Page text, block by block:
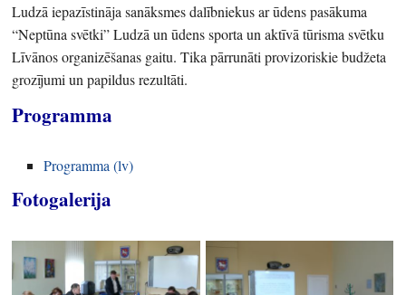
Ludzā iepazīstināja sanāksmes dalībniekus ar ūdens pasākuma
“Neptūna svētki” Ludzā un ūdens sporta un aktīvā tūrisma svētku
Līvānos organizēšanas gaitu. Tika pārrunāti provizoriskie budžeta
grozījumi un papildus rezultāti.
Programma
Programma (lv)
Fotogalerija